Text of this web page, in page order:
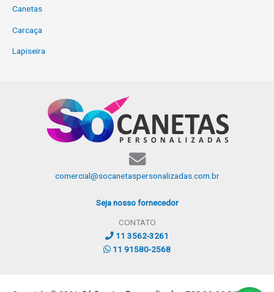
Canetas
Carcaça
Lapiseira
comercial@socanetaspersonalizadas.com.br
Seja nosso fornecedor
CONTATO
11 3562-3261
11 91580-2568